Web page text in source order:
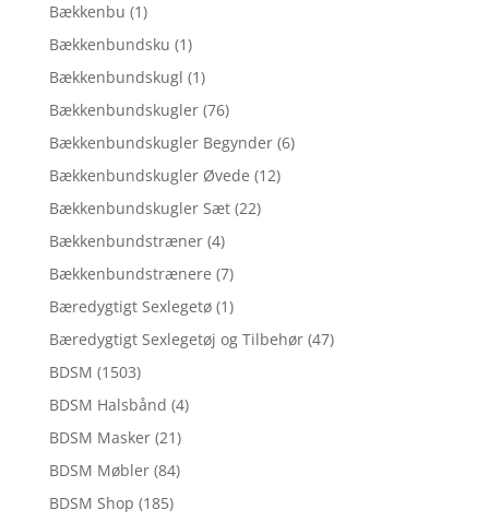
Bækkenbu (1)
Bækkenbundsku (1)
Bækkenbundskugl (1)
Bækkenbundskugler (76)
Bækkenbundskugler Begynder (6)
Bækkenbundskugler Øvede (12)
Bækkenbundskugler Sæt (22)
Bækkenbundstræner (4)
Bækkenbundstrænere (7)
Bæredygtigt Sexlegetø (1)
Bæredygtigt Sexlegetøj og Tilbehør (47)
BDSM (1503)
BDSM Halsbånd (4)
BDSM Masker (21)
BDSM Møbler (84)
BDSM Shop (185)